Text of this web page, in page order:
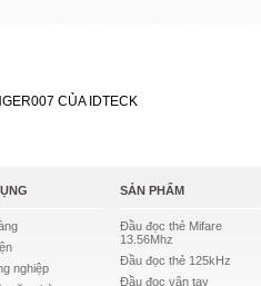
CỦA IDTECK
nghiệp
SẢN PHẨM
Đầu đọc thẻ Mifare
13.56Mhz
Đầu đọc thẻ 125kHz
Đầu đọc vân tay